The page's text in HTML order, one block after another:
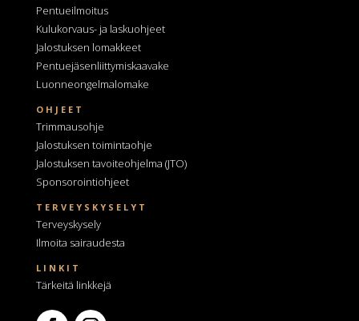
Pentueilmoitus
Kulukorvaus- ja laskuohjeet
Jalostuksen lomakkeet
Pentuejäsenliittymiskaavake
Luonneongelmalomake
OHJEET
Trimmausohje
Jalostuksen toimintaohje
Jalostuksen tavoiteohjelma (JTO)
Sponsorointiohjeet
TERVEYSKYSELYT
Terveyskysely
Ilmoita sairaudesta
LINKIT
Tärkeitä linkkejä